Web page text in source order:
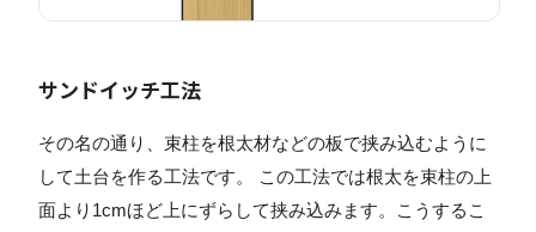
サンドイッチ工法
その名の通り、束柱を根太材などの板で挟み込むように
して土台を作る工法です。 この工法では根太を束柱の上
面より1cmほど上にずらして挟み込みます。こうするこ